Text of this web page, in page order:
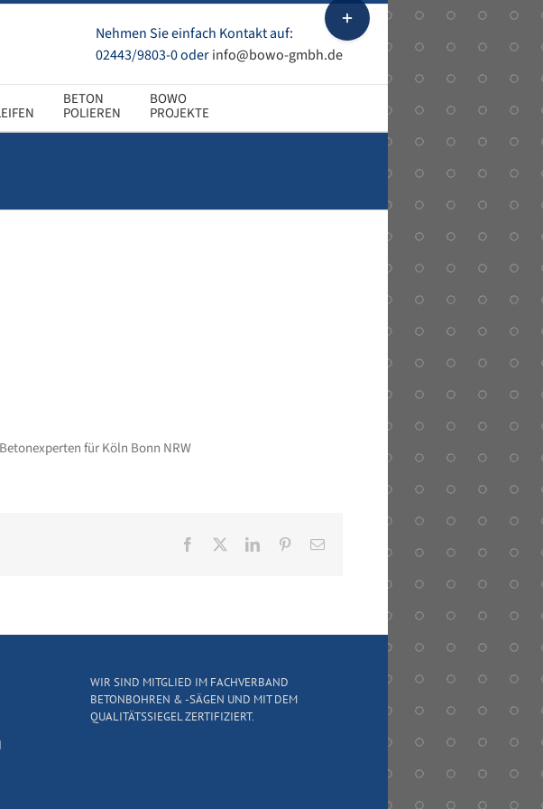
Nehmen Sie einfach Kontakt auf:
02443/9803-0 oderinfo@bowo-gmbh.de
POLIEREN PROJEKTE
für Köln Bonn NRW
Facebook LinkedInPinterest
E-
WIR SIND MITGLIED IM FACHVERBAND
BETONBOHREN & -SÄGEN UND MIT DEM
QUALITÄTSSIEGEL ZERTIFIZIERT.
Toggle
Sliding
Bar
Area